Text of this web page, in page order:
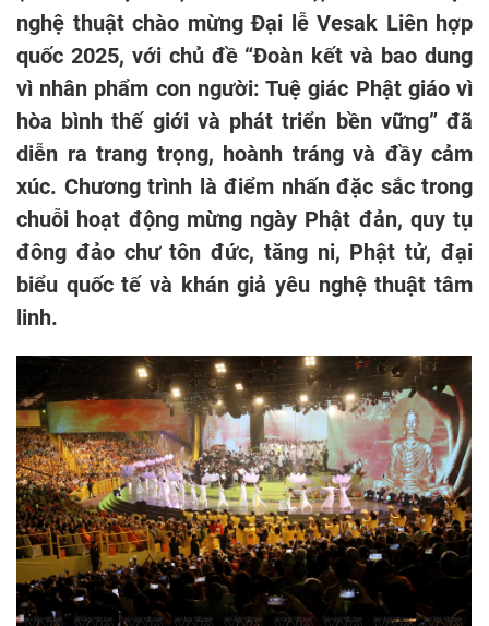
nghệ thuật chào mừng Đại lễ Vesak Liên hợp
quốc 2025, với chủ đề “Đoàn kết và bao dung
vì nhân phẩm con người: Tuệ giác Phật giáo vì
hòa bình thế giới và phát triển bền vững” đã
diễn ra trang trọng, hoành tráng và đầy cảm
xúc. Chương trình là điểm nhấn đặc sắc trong
chuỗi hoạt động mừng ngày Phật đản, quy tụ
đông đảo chư tôn đức, tăng ni, Phật tử, đại
biểu quốc tế và khán giả yêu nghệ thuật tâm
linh.